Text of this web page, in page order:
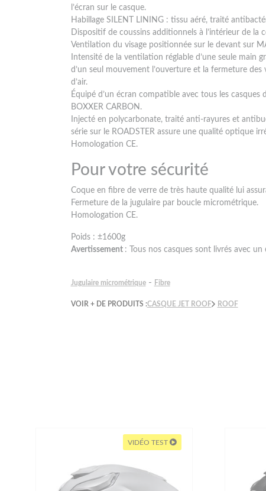
l’écran sur le casque.
Habillage SILENT LINING : tissu aéré, traité
Dispositif de coussins additionnels à l’intérieur de la
Ventilation du visage positionnée sur le devant sur
Intensité de la ventilation réglable d’une seule main
d’un seul mouvement l’ouverture et la fermeture
d’air.
Équipé d’un écran compatible avec tous les casques
BOXXER CARBON.
Injecté en polycarbonate, traité anti-rayures et
série sur le ROADSTER assure une qualité optique
Homologation CE.
Pour votre sécurité
Coque en fibre de verre de très haute qualité lui
Fermeture de la jugulaire par boucle micrométrique.
Homologation CE.
Poids : ±1600g
Avertissement : Tous nos casques sont livrés avec
Jugulaire micrométrique - Fibre
VOIR + DE PRODUITS :CASQUE JET ROOF ROOF
VIDÉO TEST